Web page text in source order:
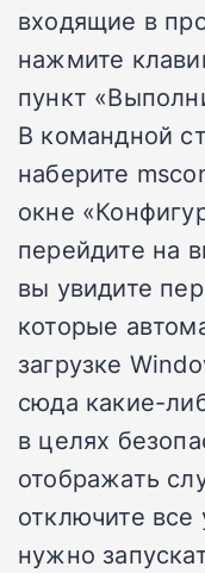
входящие в
нажмите
пункт
В командной
наберите
окне
перейдите на
вы увидите
которые
загрузке
сюда какие-
в целях
отображать
отключите
нужно